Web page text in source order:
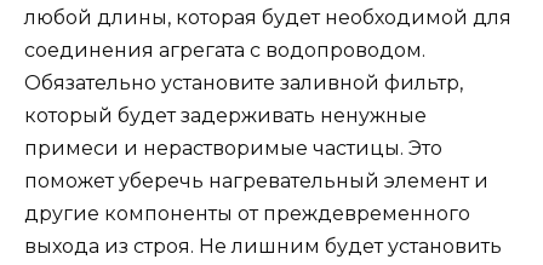
любой длины, которая будет необходимой для
соединения агрегата с водопроводом.
Обязательно установите заливной фильтр,
который будет задерживать ненужные
примеси и нерастворимые частицы. Это
поможет уберечь нагревательный элемент и
другие компоненты от преждевременного
выхода из строя. Не лишним будет установить